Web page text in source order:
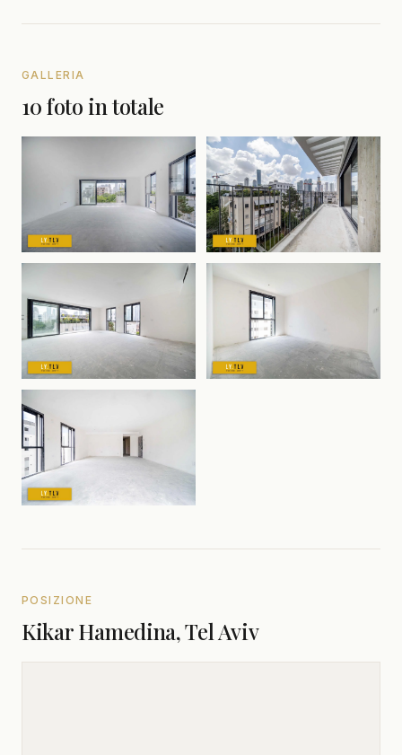
GALLERIA
10 foto in totale
POSIZIONE
Kikar Hamedina, Tel Aviv